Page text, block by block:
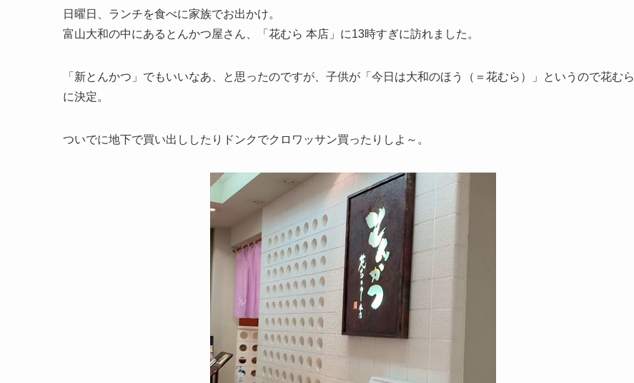
日曜日、ランチを食べに家族でお出かけ。
富山大和の中にあるとんかつ屋さん、「花むら 本店」に13時すぎに訪れました。
「新とんかつ」でもいいなあ、と思ったのですが、子供が「今日は大和のほう（＝花むら）」というので花むら
に決定。
ついでに地下で買い出ししたりドンクでクロワッサン買ったりしよ～。